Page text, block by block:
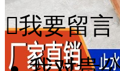
我要留言